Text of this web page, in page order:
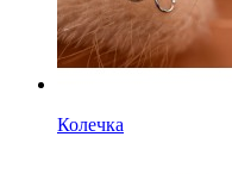
Колечка